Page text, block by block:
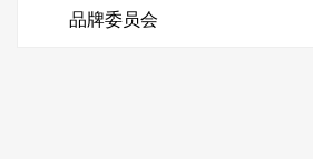
品牌委员会